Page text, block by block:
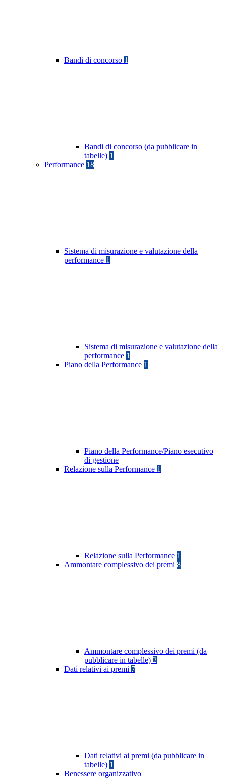
Bandi di concorso 1
Bandi di concorso (da pubblicare in
tabelle) 1
Performance 18
Sistema di misurazione e valutazione della
performance 1
Sistema di misurazione e valutazione della
performance 1
Piano della Performance 1
Piano della Performance/Piano esecutivo
di gestione
Relazione sulla Performance 1
Relazione sulla Performance 1
Ammontare complessivo dei premi 8
Ammontare complessivo dei premi (da
pubblicare in tabelle) 2
Dati relativi ai premi 7
Dati relativi ai premi (da pubblicare in
tabelle) 1
Benessere organizzativo